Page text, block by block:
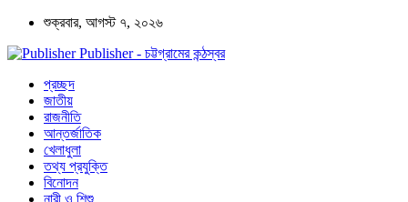
শুক্রবার, আগস্ট ৭, ২০২৬
Publisher - চট্টগ্রামের কন্ঠস্বর
প্রচ্ছদ
জাতীয়
রাজনীতি
আন্তর্জাতিক
খেলাধুলা
তথ্য প্রযুক্তি
বিনোদন
নারী ও শিশু